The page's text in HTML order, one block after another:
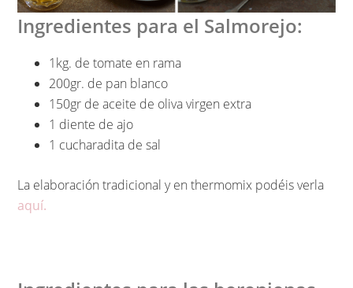
Ingredientes para el Salmorejo:
1kg. de tomate en rama
200gr. de pan blanco
150gr de aceite de oliva virgen extra
1 diente de ajo
1 cucharadita de sal
La elaboración tradicional y en thermomix podéis verla
aquí.